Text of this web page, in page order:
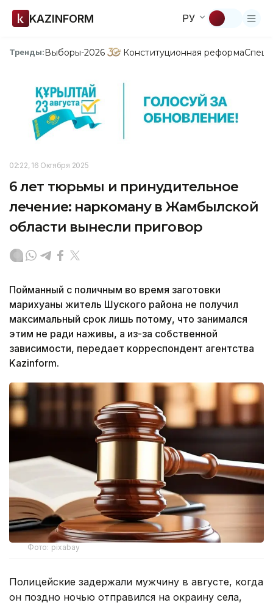
KAZINFORM РУ
Тренды:Выборы-2026 Конституционная реформа
02:22, 16 Октября 2025
6 лет тюрьмы и принудительное
лечение: наркоману в Жамбылской
области вынесли приговор
Пойманный с поличным во время заготовки
марихуаны житель Шуского района не получил
максимальный срок лишь потому, что занимался
этим не ради наживы, а из-за собственной
зависимости, передает корреспондент агентства
Kazinform.
Фото: pixabay
Полицейские задержали мужчину в августе, когда
он поздно ночью отправился на окраину села,